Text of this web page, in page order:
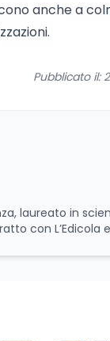
anche a
Pubblicato il:
laureato in
con L’Edicola
un focus sia